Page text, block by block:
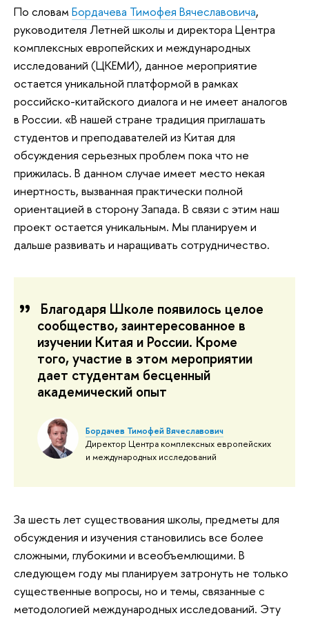
По словам Бордачева Тимофея Вячеславовича,
руководителя Летней школы и директора Центра
комплексных европейских и международных
исследований (ЦКЕМИ), данное мероприятие
остается уникальной платформой в рамках
российско-китайского диалога и не имеет аналогов
в России. «В нашей стране традиция приглашать
студентов и преподавателей из Китая для
обсуждения серьезных проблем пока что не
прижилась. В данном случае имеет место некая
инертность, вызванная практически полной
ориентацией в сторону Запада. В связи с этим наш
проект остается уникальным. Мы планируем и
дальше развивать и наращивать сотрудничество.
Благодаря Школе появилось целое
сообщество, заинтересованное в
изучении Китая и России. Кроме
того, участие в этом мероприятии
дает студентам бесценный
академический опыт
Бордачев Тимофей Вячеславович
Директор Центра комплексных европейских
и международных исследований
За шесть лет существования школы, предметы для
обсуждения и изучения становились все более
сложными, глубокими и всеобъемлющими. В
следующем году мы планируем затронуть не только
существенные вопросы, но и темы, связанные с
методологией международных исследований. Эту